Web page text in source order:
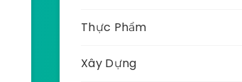
Thực Phẩm
Xây Dựng